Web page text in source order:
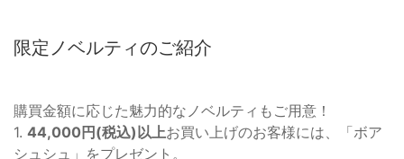
限定ノベルティのご紹介
購買金額に応じた魅力的なノベルティもご用意！
1. 44,000円(税込)以上お買い上げのお客様には、「ボア
シュシュ」をプレゼント。